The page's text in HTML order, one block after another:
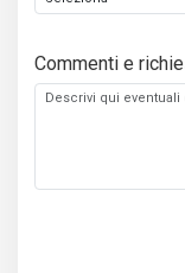
Commenti e